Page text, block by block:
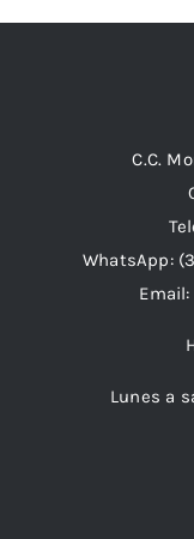
C.C.
WhatsApp:
Email:
Lunes a